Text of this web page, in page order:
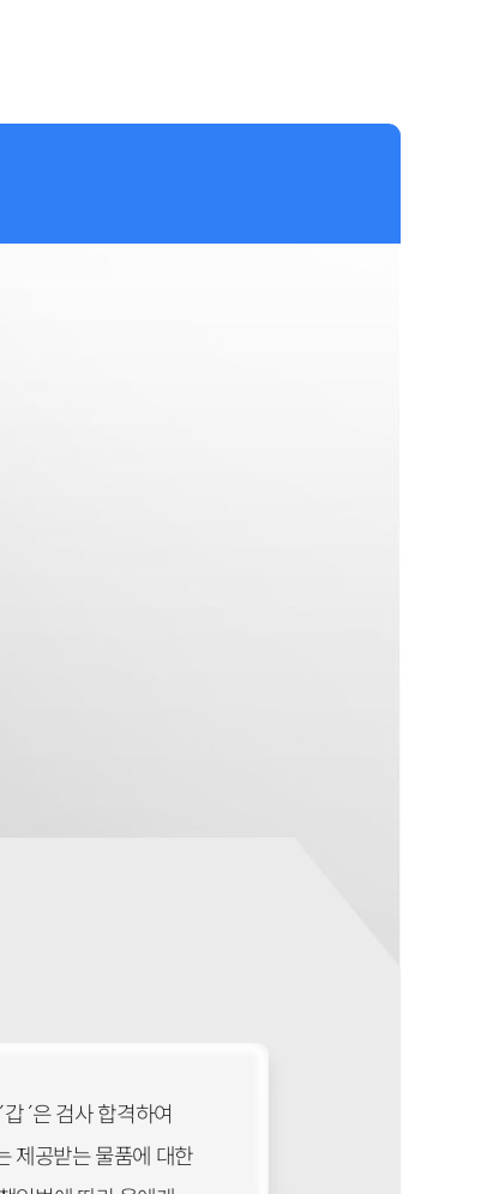
´은 검사 합격하여
제공받는 물품에 대한